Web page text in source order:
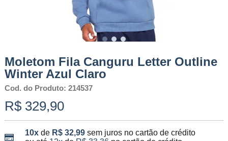
Moletom Fila Canguru Letter Outline
Winter Azul Claro
Cod. do Produto: 214537
R$ 329,90
10xde R$ 32,99 sem juros no cartão de crédito